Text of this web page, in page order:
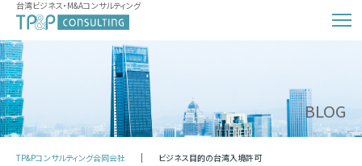
台湾ビジネス・M&Aコンサルティング
BLOG
TP&Pコンサルティング合同会社 ビジネス目的の台湾入境許可